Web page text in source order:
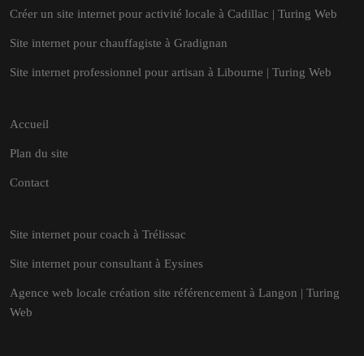
Créer un site internet pour activité locale à Cadillac | Turing Web
Site internet pour chauffagiste à Gradignan
Site internet professionnel pour artisan à Libourne | Turing Web
Accueil
Plan du site
Contact
Site internet pour coach à Trélissac
Site internet pour consultant à Eysines
Agence web locale création site référencement à Langon | Turing
Web